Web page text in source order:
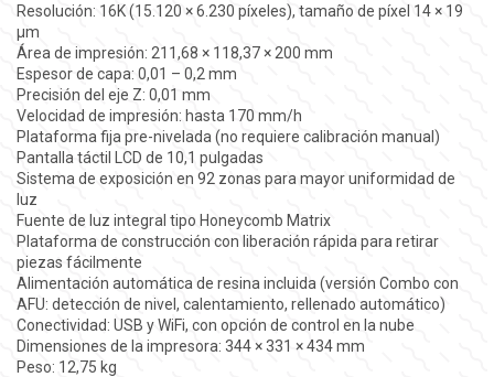
Resolución: 16K (15.120 × 6.230 píxeles), tamaño de píxel 14 × 19
µm
Área de impresión: 211,68 × 118,37 × 200 mm
Espesor de capa: 0,01 – 0,2 mm
Precisión del eje Z: 0,01 mm
Velocidad de impresión: hasta 170 mm/h
Plataforma fija pre-nivelada (no requiere calibración manual)
Pantalla táctil LCD de 10,1 pulgadas
Sistema de exposición en 92 zonas para mayor uniformidad de
luz
Fuente de luz integral tipo Honeycomb Matrix
Plataforma de construcción con liberación rápida para retirar
piezas fácilmente
Alimentación automática de resina incluida (versión Combo con
AFU: detección de nivel, calentamiento, rellenado automático)
Conectividad: USB y WiFi, con opción de control en la nube
Dimensiones de la impresora: 344 × 331 × 434 mm
Peso: 12,75 kg